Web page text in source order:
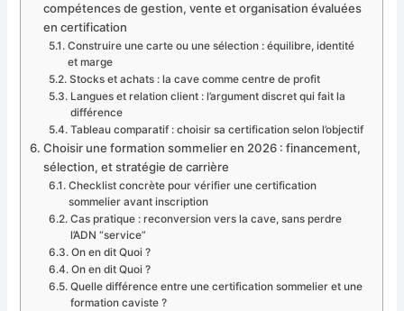
compétences de gestion, vente et organisation évaluées
en certification
Construire une carte ou une sélection : équilibre, identité
et marge
Stocks et achats : la cave comme centre de profit
Langues et relation client : l’argument discret qui fait la
différence
Tableau comparatif : choisir sa certification selon l’objectif
Choisir une formation sommelier en 2026 : financement,
sélection, et stratégie de carrière
Checklist concrète pour vérifier une certification
sommelier avant inscription
Cas pratique : reconversion vers la cave, sans perdre
l’ADN “service”
On en dit Quoi ?
On en dit Quoi ?
Quelle différence entre une certification sommelier et une
formation caviste ?